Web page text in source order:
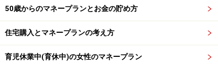
50歳からのマネープランとお金の貯め方
住宅購入とマネープランの考え方
育児休業中(育休中)の女性のマネープラン